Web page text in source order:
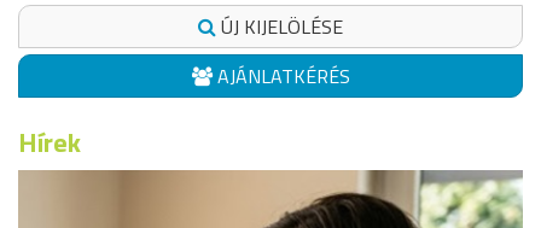
ÚJ KIJELÖLÉSE
AJÁNLATKÉRÉS
Hírek